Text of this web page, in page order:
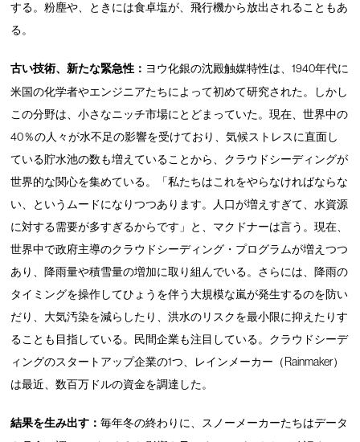
する。粉塵や、ときには食卓塩が、飛行機から放出されることもあ
る。
古い技術、新たな緊急性： ヨウ化銀の沈殿触媒特性は、1940年代に
米国の化学者やエンジニアたちによって初めて研究された。しかし
この分野は、小さなニッチ市場にとどまっていた。現在、世界中の
40％の人々が水不足の影響を受けており、気候ストレスに直面し
ている貯水池の数も増えていることから、クラウドシーディングが
世界的な関心を集めている。「私たちはこれをやらなければならな
い、というムードになりつつあります。人口が増えすぎて、水資源
に対する需要が多すぎるからです」と、マクドナーは言う。現在、
世界中で政府主導のクラウドシーディング・プログラムが増えつつ
あり、降雨量や積雪量の増加に取り組んでいる。さらには、降雨の
タイミングを操作してひょうを伴う大規模な嵐が発生するのを防い
だり、大気汚染を減らしたり、洪水のリスクを最小限に抑えたりす
ることも目指している。民間企業も注目している。クラウドシーデ
ィングのスタートアップ企業の1つ、レインメーカー（Rainmaker）
は最近、数百万ドルの資金を調達した。
結果を生み出す：毎年冬の終わりに、スノーメーカーたちはデータ